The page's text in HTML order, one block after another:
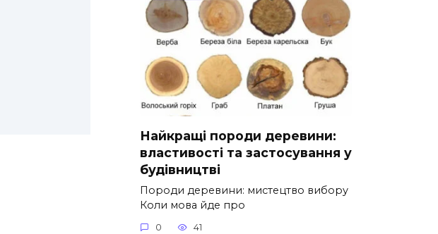
Найкращі породи деревини:
властивості та застосування у
будівництві
Породи деревини: мистецтво вибору
Коли мова йде про
0 41